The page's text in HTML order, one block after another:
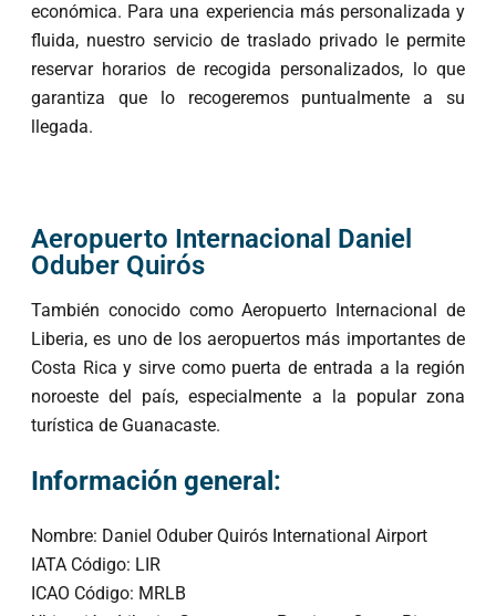
económica. Para una experiencia más personalizada y
fluida, nuestro servicio de traslado privado le permite
reservar horarios de recogida personalizados, lo que
garantiza que lo recogeremos puntualmente a su
llegada.
Aeropuerto Internacional Daniel
Oduber Quirós
También conocido como Aeropuerto Internacional de
Liberia, es uno de los aeropuertos más importantes de
Costa Rica y sirve como puerta de entrada a la región
noroeste del país, especialmente a la popular zona
turística de Guanacaste.
Información general:
Nombre: Daniel Oduber Quirós International Airport
IATA Código: LIR
ICAO Código: MRLB